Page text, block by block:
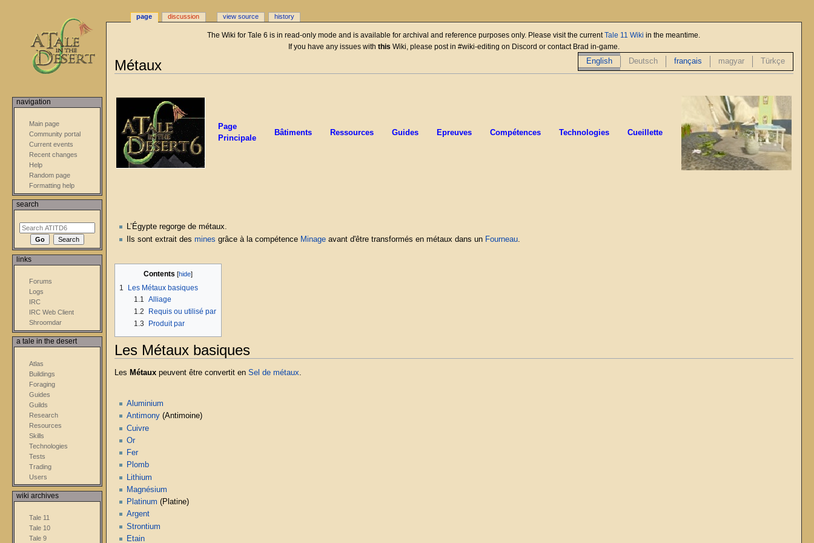
The Wiki for Tale 6 is in read-only mode and is available for archival and reference purposes only. Please visit the currentTale 11 Wiki in the meantime.
If you have any issues with this Wiki, please post in #wiki-editing on Discord or contact Brad in-game.
Métaux
to
to
English Deutsch français magyar Türkçe
Page
Principale
Bâtiments Ressources Guides Epreuves Compétences Technologies Cueillette
L’Égypte regorge de métaux.
Ils sont extrait des mines grâce à la compétence Minageavant d'être transformés en métaux dans un Fourneau.
Contents
1
Les Métaux basiques
1.1
Alliage
1.2
Requis ou utilisé par
1.3
Produit par
Les Métaux basiques
Les Métauxpeuvent être convertit en Sel de métaux.
Aluminium
Antimony(Antimoine)
Cuivre
Or
Fer
Plomb
Lithium
Magnésium
Platinum (Platine)
Argent
Strontium
Etain
page discussion view source history
navigation
Main page
Community portal
Current events
Recent changes
Help
Random page
Formatting help
search
links
Forums
Logs
IRC
IRC Web Client
Shroomdar
a tale in the desert
Atlas
Buildings
Foraging
Guides
Guilds
Research
Resources
Skills
Technologies
Tests
Trading
Users
wiki archives
Tale 11
Tale 10
Tale 9